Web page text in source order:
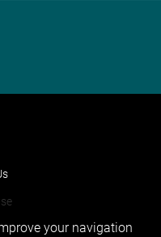
your navigation